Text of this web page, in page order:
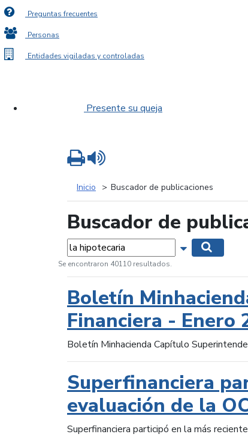
Preguntas frecuentes
Personas
Entidades vigiladas y controladas
Presente su queja
Inicio Buscador de publicaciones
Buscador de
Palabras... Mostrar
Se encontraron 40110 resultados.
Boletín
Financiera - Enero
Boletín Minhacienda Capítulo
Superfinanciera
evaluación de la
Superfinanciera participó en la más
Imprimir